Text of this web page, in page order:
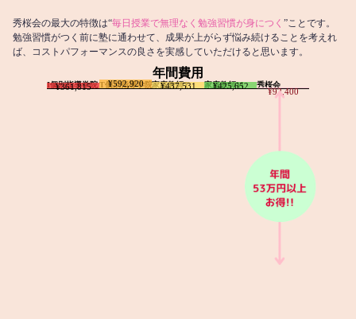
秀桜会の最大の特徴は“毎日授業で無理なく勉強習慣が身につく ”ことです。
勉強習慣がつく前に塾に通わせて、成果が上がらず悩み続けることを考えれ
ば、コストパフォーマンスの良さを実感していただけると思います。
年間費用
I個別指導学院
¥361,815 T個別指導学院
¥592,920 家庭教師T
¥437,531 家庭教師M
¥425,652 秀桜会
¥92,400